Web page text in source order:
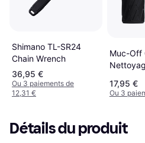
Shimano TL-SR24
Chain Wrench
36,95 €
Ou 3 paiements de
12,31 €
Muc-Off
Unique
17,95 €
Ou 3
Détails du produit